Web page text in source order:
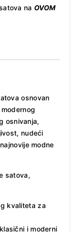
na OVOM
osnovan
osnivanja,
nudeći
modne
satova,
kvaliteta za
i moderni